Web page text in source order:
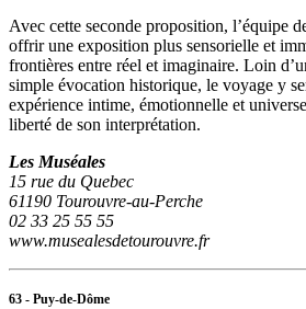
Avec cette seconde proposition, l’équipe
offrir une exposition plus sensorielle et
frontières entre réel et imaginaire. Loin
simple évocation historique, le voyage y
expérience intime, émotionnelle et
liberté de son interprétation.
Les Muséales
15 rue du Quebec
61190 Tourouvre-au-Perche
02 33 25 55 55
www.musealesdetourouvre.fr
63 - Puy-de-Dôme